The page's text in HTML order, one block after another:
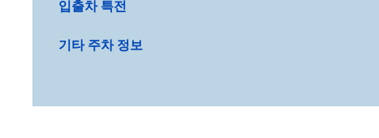
입출차 특전
기타 주차 정보